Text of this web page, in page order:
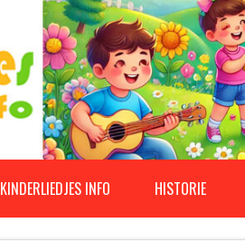
KINDERLIEDJES INFO HISTORIE